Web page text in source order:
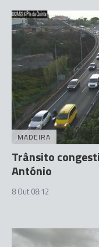
MADEIRA
Trânsito
António
8 Out 08:12